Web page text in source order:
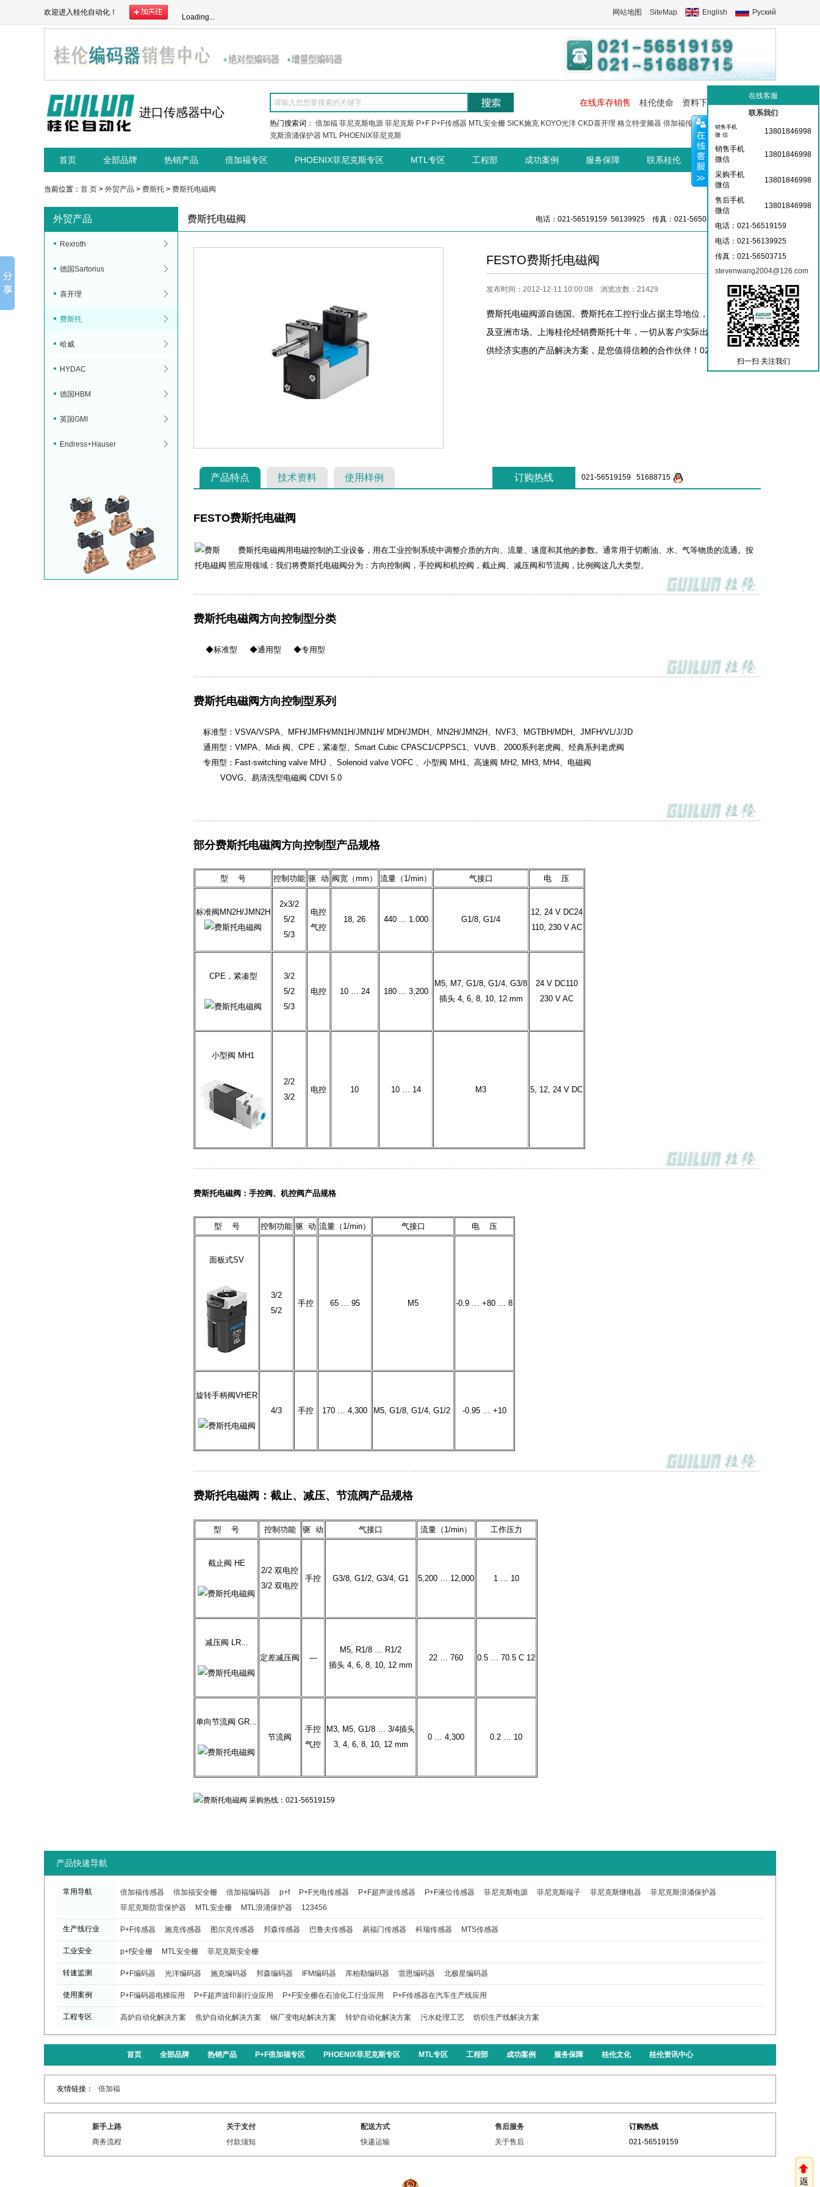
欢迎进入桂伦自动化！
Loading...
网站地图 SiteMap English Руский
进口传感器中心
在线库存销售 桂伦使命 资料下载 工控交流中心
热门搜索词： 倍加福 菲尼克斯电源 菲尼克斯 P+F P+F传感器 MTL安全栅 SICK施克 KOYO光洋 CKD喜开理 格立特变频器 倍加福传感器 菲尼克斯端子
克斯浪涌保护器 MTL PHOENIX菲尼克斯
首页 全部品牌 热销产品 倍加福专区 PHOENIX菲尼克斯专区 MTL专区 工程部 成功案例 服务保障 联系桂伦 桂伦资讯中心
当前位置： 首 页 > 外贸产品 > 费斯托 > 费斯托电磁阀
外贸产品
Rexroth
德国Sartorius
喜开理
费斯托
哈威
HYDAC
德国HBM
英国GMI
Endress+Hauser
费斯托电磁阀 电话：021-56519159 56139925 传真：021-56503715 36359826
FESTO费斯托电磁阀
发布时间：2012-12-11 10:00:08 浏览次数：21429
费斯托电磁阀源自德国。费斯托在工控行业占据主导地位，产品热销欧美
及亚洲市场。上海桂伦经销费斯托十年，一切从客户实际出发，为客户提
供经济实惠的产品解决方案，是您值得信赖的合作伙伴！021-56519159
产品特点 技术资料 使用样例 订购热线 021-56519159 51688715
FESTO费斯托电磁阀
费斯托电磁阀用电磁控制的工业设备，用在工业控制系统中调整介质的方向、流量、速度和其他的参数。通常用于切断油、水、气等物质的流通。按
照应用领域：我们将费斯托电磁阀分为：方向控制阀，手控阀和机控阀，截止阀、减压阀和节流阀，比例阀这几大类型。
费斯托电磁阀方向控制型分类
◆标准型 ◆通用型 ◆专用型
费斯托电磁阀方向控制型系列
标准型：VSVA/VSPA、MFH/JMFH/MN1H/JMN1H/ MDH/JMDH、MN2H/JMN2H、NVF3、MGTBH/MDH、JMFH/VL/J/JD
通用型：VMPA、Midi 阀、CPE，紧凑型、Smart Cubic CPASC1/CPPSC1、VUVB、2000系列老虎阀、经典系列老虎阀
专用型：Fast-switching valve MHJ 、Solenoid valve VOFC 、小型阀 MH1、高速阀 MH2, MH3, MH4、电磁阀
VOVG、易清洗型电磁阀 CDVI 5.0
部分费斯托电磁阀方向控制型产品规格
型 号 控制功能 驱 动 阀宽（mm） 流量（1/min） 气接口 电 压
标准阀MN2H/JMN2H
2x3/2
5/2
5/3
电控
气控
18, 26 440 ... 1.000 G1/8, G1/4
12, 24 V DC24
110, 230 V AC
CPE，紧凑型
3/2
5/2
5/3
电控 10 … 24 180 ... 3,200
M5, M7, G1/8, G1/4, G3/8
插头 4, 6, 8, 10, 12 mm
24 V DC110
230 V AC
小型阀 MH1
2/2
3/2
电控 10 10 … 14 M3 5, 12, 24 V DC
费斯托电磁阀：手控阀、机控阀 产品规格
型 号 控制功能 驱 动 流量（1/min） 气接口 电 压
面板式SV
3/2
5/2
手控 65 … 95 M5 -0.9 … +80 … 8
旋转手柄阀VHER
4/3
手控 170 … 4,300 M5, G1/8, G1/4, G1/2 -0.95 … +10
费斯托电磁阀：截止、减压、节流阀产品规格
型 号 控制功能 驱 动 气接口 流量（1/min） 工作压力
截止阀 HE
2/2 双电控
3/2 双电控
手控 G3/8, G1/2, G3/4, G1 5,200 … 12,000 1 … 10
减压阀 LR...
定差减压阀
—
M5, R1/8 … R1/2
插头 4, 6, 8, 10, 12 mm
22 … 760 0.5 … 70.5 C 12
单向节流阀 GR...
节流阀
手控
气控
M3, M5, G1/8 … 3/4插头
3, 4, 6, 8, 10, 12 mm
0 … 4,300 0.2 … 10
产品快速导航
常用导航 倍加福传感器 倍加福安全栅 倍加福编码器 p+f P+F光电传感器 P+F超声波传感器 P+F液位传感器 菲尼克斯电源 菲尼克斯端子 菲尼克斯继电器
菲尼克斯浪涌保护器
菲尼克斯防雷保护器
MTL安全栅 MTL浪涌保护器 123456
生产线行业 P+F传感器 施克传感器 图尔克传感器 邦森传感器 巴鲁夫传感器 易福门传感器 科瑞传感器 MTS传感器
工业安全 p+f安全栅 MTL安全栅 菲尼克斯安全栅
转速监测 P+F编码器 光洋编码器 施克编码器 邦森编码器 IFM编码器 库柏勒编码器 雷恩编码器 北极星编码器
使用案例 P+F编码器电梯应用 P+F超声波印刷行业应用 P+F安全栅在石油化工行业应用 P+F传感器在汽车生产线应用
工程专区 高炉自动化解决方案 焦炉自动化解决方案 钢厂变电站解决方案 转炉自动化解决方案 污水处理工艺 纺织生产线解决方案
首页 全部品牌 热销产品 P+F倍加福专区 PHOENIX菲尼克斯专区 MTL专区 工程部 成功案例 服务保障 桂伦文化 桂伦资讯中心
友情链接： 倍加福
新手上路
商务流程
关于支付
付款须知
配送方式
快递运输
售后服务
关于售后
订购热线
021-56519159
在线客服
联系我们
销售手机
微 信
13801846998
销售手机
微信
13801846998
采购手机
微信
13801846998
售后手机
微信
13801846998
电话：021-56519159
电话：021-56139925
传真：021-56503715
stevenwang2004@126.com
扫一扫 关注我们